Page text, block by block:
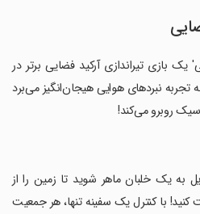
بازی تیراندازی آرکید فضایی برتر در
نبردهای هوایی هیجان‌انگیز می‌برد
روبرو می‌کند!
به یک خلبان ماهر شوید تا زمین را از
با کنترل یک سفینه تنها، هر جمعیت